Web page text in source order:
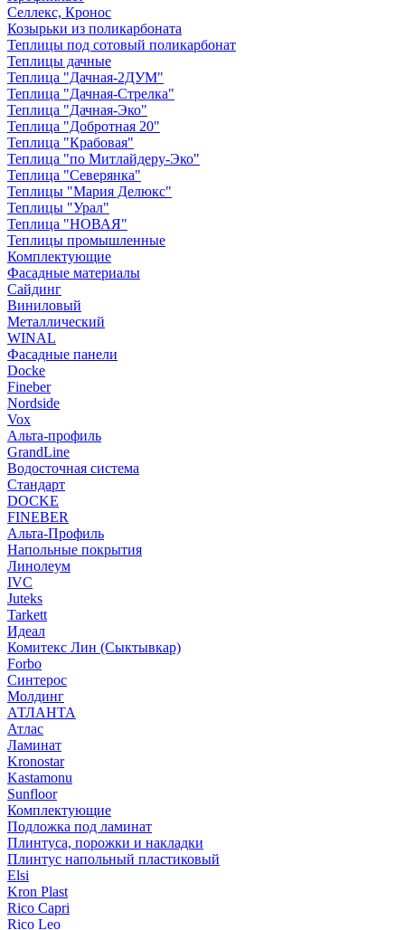
Селлекс, Кронос
Козырьки из поликарбоната
Теплицы под сотовый поликарбонат
Теплицы дачные
Теплица "Дачная-2ДУМ"
Теплица "Дачная-Стрелка"
Теплица "Дачная-Эко"
Теплица "Добротная 20"
Теплица "Крабовая"
Теплица "по Митлайдеру-Эко"
Теплица "Северянка"
Теплицы "Мария Делюкс"
Теплицы "Урал"
Теплица "НОВАЯ"
Теплицы промышленные
Комплектующие
Фасадные материалы
Сайдинг
Виниловый
Металлический
WINAL
Фасадные панели
Docke
Fineber
Nordside
Vox
Альта-профиль
GrandLine
Водосточная система
Стандарт
DOCKE
FINEBER
Альта-Профиль
Напольные покрытия
Линолеум
IVC
Juteks
Tarkett
Идеал
Комитекс Лин (Сыктывкар)
Forbo
Синтерос
Молдинг
АТЛАНТА
Атлас
Ламинат
Kronostar
Kastamonu
Sunfloor
Комплектующие
Подложка под ламинат
Плинтуса, порожки и накладки
Плинтус напольный пластиковый
Elsi
Kron Plast
Rico Capri
Rico Leo